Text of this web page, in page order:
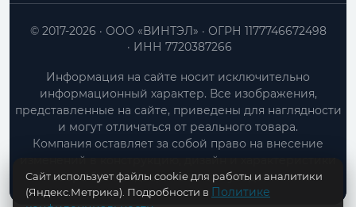
ООО «ВИНТЭЛ»
ОГРН 1177746672498
ИНН 7720387266
© 2017-2026
Информация на сайте носит исключительно
информационный характер. Все изображения,
представленные на сайте, приведены для наглядности
и могут отличаться от реального товара.
Компания оставляет за собой право на внесение
изменений в конструкцию, дизайн и характеристики
товара без предварительного уведомления.
Сайт использует файлы cookie для работы и аналитики
(Яндекс.Метрика). Подробности в Политике